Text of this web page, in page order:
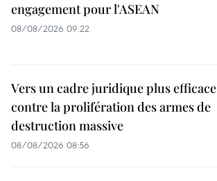
engagement pour l'ASEAN
08/08/2026 09:22
Vers un cadre juridique plus efficace
contre la prolifération des armes de
destruction massive
08/08/2026 08:56